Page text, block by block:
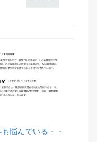
悩んでいる・・